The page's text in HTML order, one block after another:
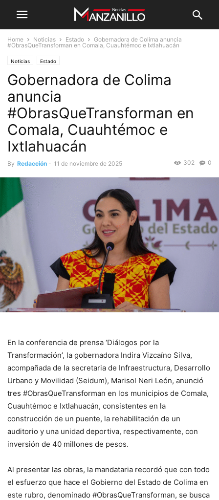
Home Noticias Estado
Gobernadora de Colima anuncia
#ObrasQueTransforman en Comala, Cuauhtémoc e Ixtlahuacán
Noticias Estado
Gobernadora de Colima
anuncia
#ObrasQueTransforman en
Comala, Cuauhtémoc e
Ixtlahuacán
By Redacción - 11 de noviembre de 2025 0
302
En la conferencia de prensa ‘Diálogos por la
Transformación’, la gobernadora Indira Vizcaíno Silva,
acompañada de la secretaria de Infraestructura, Desarrollo
Urbano y Movilidad (Seidum), Marisol Neri León, anunció
tres #ObrasQueTransforman en los municipios de Comala,
Cuauhtémoc e Ixtlahuacán, consistentes en la
construcción de un puente, la rehabilitación de un
auditorio y una unidad deportiva, respectivamente, con
inversión de 40 millones de pesos.
Al presentar las obras, la mandataria recordó que con todo
el esfuerzo que hace el Gobierno del Estado de Colima en
este rubro, denominado #ObrasQueTransforman, se busca